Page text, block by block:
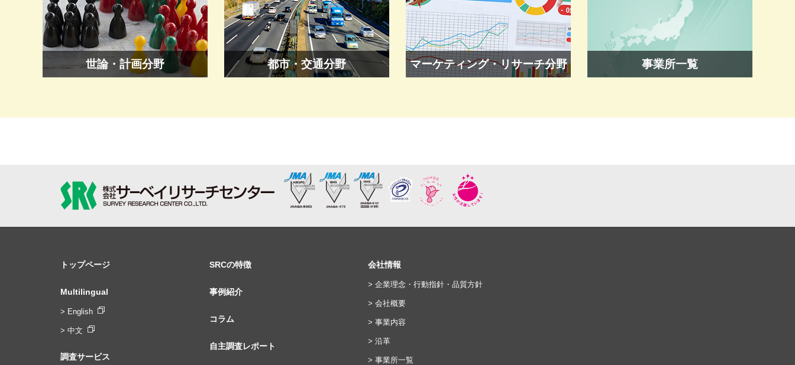
世論・計画分野 都市・交通分野 マーケティング・リサーチ分野 事業所一覧
トップページ
Multilingual
> English
> 中文
調査サービス
SRCの特徴
事例紹介
コラム
自主調査レポート
会社情報
> 企業理念・行動指針・品質方針
> 会社概要
> 事業内容
> 沿革
> 事業所一覧